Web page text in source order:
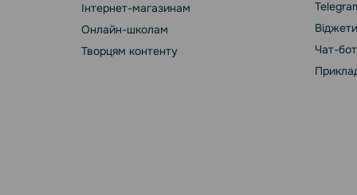
Інтернет-магазинам
Онлайн-школам
Творцям контенту
Чат-